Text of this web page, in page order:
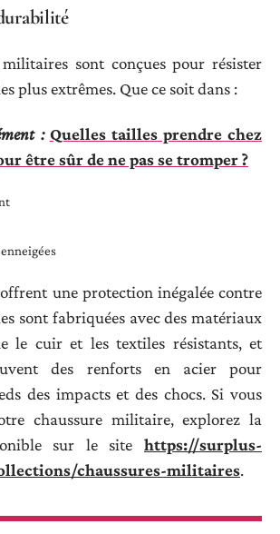
militaires sont conçues pour résister
plus extrêmes. Que ce soit dans :
: Quelles tailles prendre chez
être sûr de ne pas se tromper ?
offrent une protection inégalée contre
sont fabriquées avec des matériaux
le cuir et les textiles résistants, et
des renforts en acier pour
des impacts et des chocs. Si vous
chaussure militaire, explorez la
sur le site https://surplus-
chaussures-militaires.